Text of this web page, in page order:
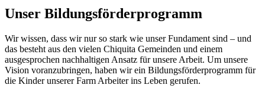
Unser Bildungsförderprogramm
Wir wissen, dass wir nur so stark wie unser Fundament sind – und
das besteht aus den vielen Chiquita Gemeinden und einem
ausgesprochen nachhaltigen Ansatz für unsere Arbeit. Um unsere
Vision voranzubringen, haben wir ein Bildungsförderprogramm für
die Kinder unserer Farm Arbeiter ins Leben gerufen.